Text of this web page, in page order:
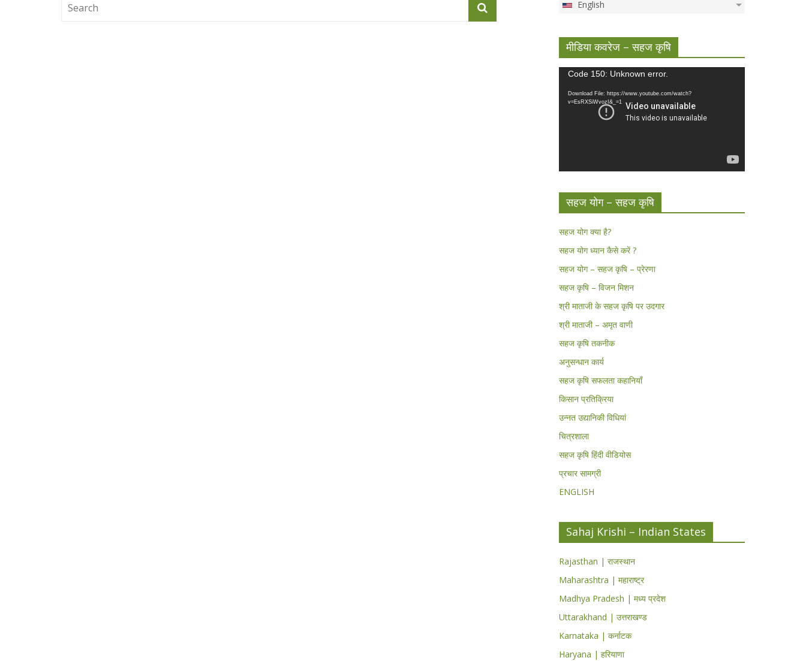
English
मीडिया कवरेज – सहज कृषि
Video
Code 150: Unknown error.
Download File: https://www.youtube.com/watch?
v=EsRXSiWvozI&_=1
सहज योग – सहज कृषि
सहज योग क्या है?
सहज योग ध्यान कैसे करें ?
सहज योग – सहज कृषि – प्रेरणा
सहज कृषि – विजन मिशन
श्री माताजी के सहज कृषि पर उदगार
श्री माताजी – अमृत वाणी
सहज कृषि तकनीक
अनुसन्धान कार्य
सहज कृषि सफलता कहानियाँ
किसान प्रतिक्रिया
उन्नत उद्यानिकी विधियां
चित्रशाला
सहज कृषि हिंदी वीडियोस
प्रचार सामग्री
ENGLISH
Sahaj Krishi – Indian States
Rajasthan | राजस्थान
Maharashtra | महाराष्ट्र
Madhya Pradesh | मध्य प्रदेश
Uttarakhand | उत्तराखण्ड
Karnataka | कर्नाटक
Haryana | हरियाणा